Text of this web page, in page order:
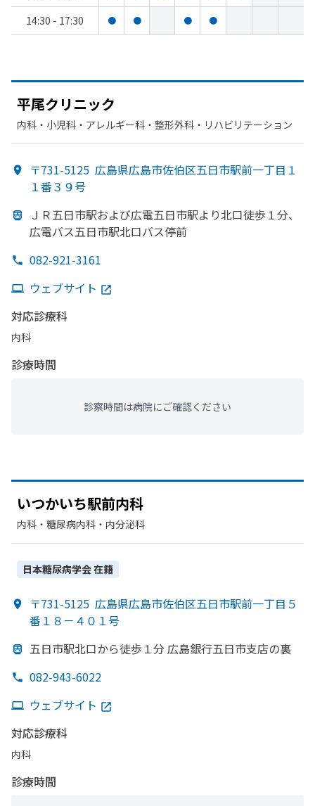
14:30 - 17:30 ● ● ● ●
平尾クリニック
内科・​小児科・​アレルギー科・​整形外科・​リハビリテーション
〒731-5125 広島県広島市佐伯区五日市駅前一丁目１
１番３９号
ＪＲ五日市駅および広電五日市駅より北口徒歩１分、
広電バス五日市駅北口バス停前
082-921-3161
ウェブサイト
対応診療科
内科
診療時間
診察時間は病院にご確認ください
いつかいち駅前内科
内科・​糖尿病内科・​内分泌科
日本糖尿病学会在籍
〒731-5125 広島県広島市佐伯区五日市駅前一丁目５
番１８－４０１号
五日市駅北口から徒歩１分広島銀行五日市支店の裏
082-943-6022
ウェブサイト
対応診療科
内科
診療時間